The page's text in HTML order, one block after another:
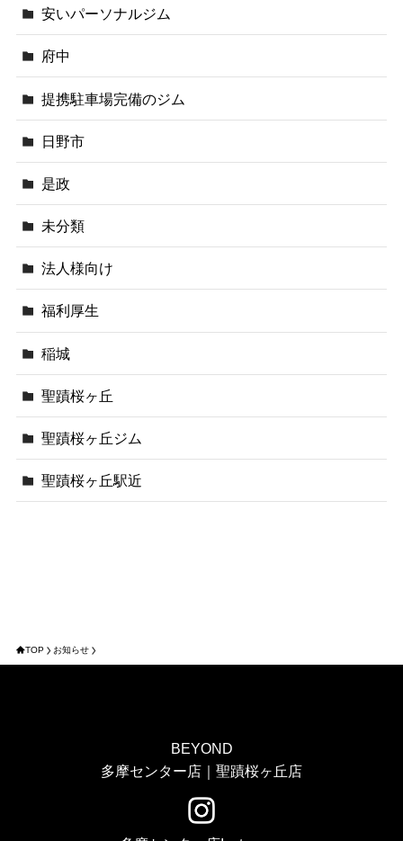
安いパーソナルジム
府中
提携駐車場完備のジム
日野市
是政
未分類
法人様向け
福利厚生
稲城
聖蹟桜ヶ丘
聖蹟桜ヶ丘ジム
聖蹟桜ヶ丘駅近
TOP お知らせ
BEYOND
多摩センター店｜聖蹟桜ヶ丘店